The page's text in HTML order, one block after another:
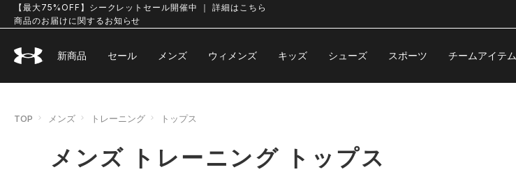
【最大75%OFF】シークレットセール開催中 ｜ 詳細はこちら
商品のお届けに関するお知らせ
新商品 セール メンズ ウィメンズ キッズ シューズ スポーツ チームアイテム
TOP メンズ トレーニング トップス
メンズ トレーニング トップス